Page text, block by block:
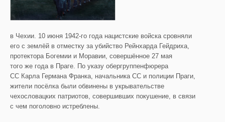
в Чехии. 10 июня 1942-го года нацистские войска сровняли
его с землёй в отместку за убийство Рейнхарда Гейдриха,
протектора Богемии и Моравии, совершённое 27 мая
того же года в Праге. По указу обергруппенфюрера
СС Карла Германа Франка, начальника СС и полиции Праги,
жители посёлка были обвинены в укрывательстве
чехословацких патриотов, совершивших покушение, в связи
с чем поголовно истреблены.